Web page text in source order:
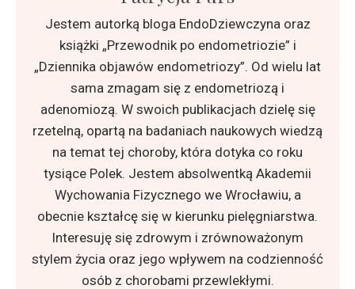
Jestem autorką bloga EndoDziewczyna oraz
książki „Przewodnik po endometriozie” i
„Dziennika objawów endometriozy”. Od wielu lat
sama zmagam się z endometriozą i
adenomiozą. W swoich publikacjach dzielę się
rzetelną, opartą na badaniach naukowych wiedzą
na temat tej choroby, która dotyka co roku
tysiące Polek. Jestem absolwentką Akademii
Wychowania Fizycznego we Wrocławiu, a
obecnie kształcę się w kierunku pielęgniarstwa.
Interesuję się zdrowym i zrównoważonym
stylem życia oraz jego wpływem na codzienność
osób z chorobami przewlekłymi.